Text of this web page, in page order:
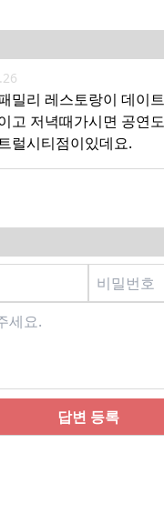
밀리 레스토랑이 데이
고 저녁때가시면 공연
럴시티점이있데요.
답변 등록